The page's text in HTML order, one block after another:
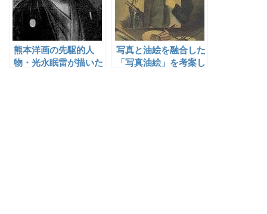
熊本洋画の先駆的人
物・光永眠雷が描いた
写真と油絵を融合した
「写真油絵」を考案し